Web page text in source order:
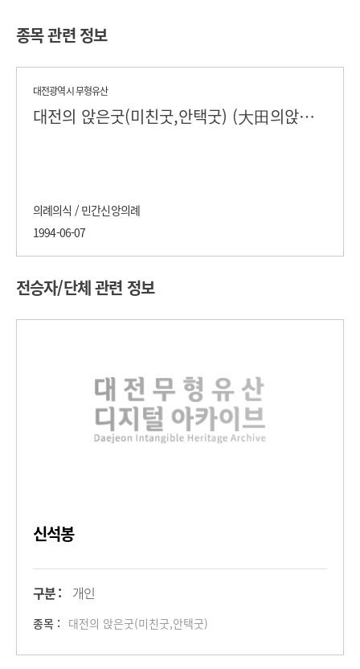
종목 관련 정보
대전광역시 무형유산
대전의 앉은굿(미친굿,안택굿) (大田의앉은굿)
의례의식 / 민간신앙의례
1994-06-07
전승자/단체 관련 정보
신석봉
구분 : 개인
종목 : 대전의 앉은굿(미친굿,안택굿)